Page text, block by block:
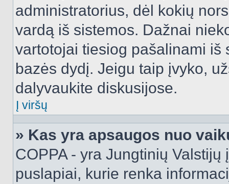
administratorius, dėl kokių
vardą iš sistemos. Dažnai
vartotojai tiesiog pašalinami iš
bazės dydį. Jeigu taip įvyko,
dalyvaukite diskusijose.
Į viršų
» Kas yra apsaugos nuo
COPPA - yra Jungtinių
puslapiai, kurie renka